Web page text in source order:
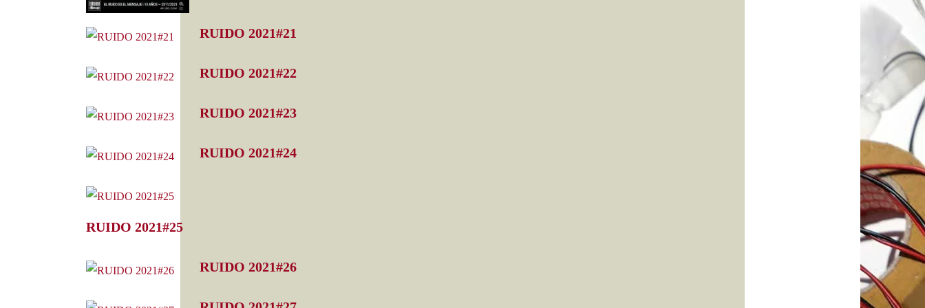
RUIDO 2021#21
RUIDO 2021#22
RUIDO 2021#23
RUIDO 2021#24
RUIDO 2021#25
RUIDO 2021#26